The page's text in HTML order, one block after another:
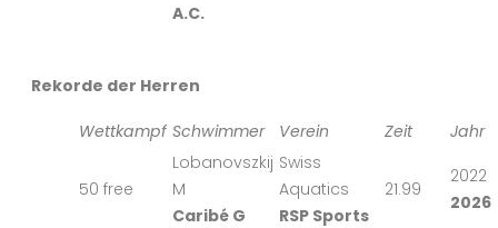
A.C.
Rekorde der Herren
Wettkampf Schwimmer Verein Zeit Jahr
50 free
Lobanovszkij
M
Caribé G
Swiss
Aquatics
RSP Sports
21.99
2022
2026